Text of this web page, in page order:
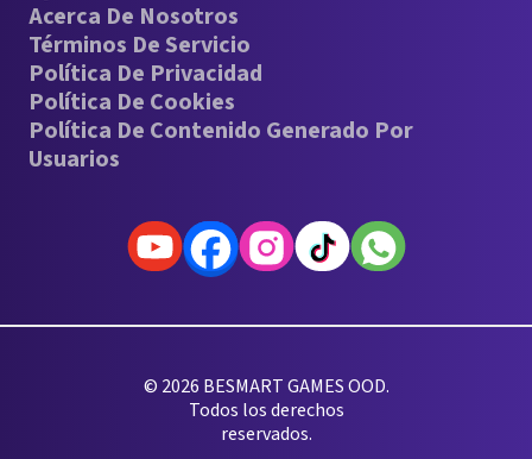
Acerca De Nosotros
Términos De Servicio
Política De Privacidad
Política De Cookies
Política De Contenido Generado Por
Usuarios
© 2026 BESMART GAMES OOD.
Todos los derechos
reservados.